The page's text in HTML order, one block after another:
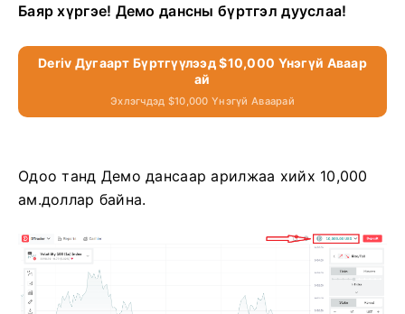
Баяр хүргэе! Демо дансны бүртгэл дууслаа!
Deriv Дугаарт Бүртгүүлээд $10,000 Үнэгүй Аваар
Ай
Эхлэгчдэд $10,000 Үнэгүй Аваарай
Одоо танд Демо дансаар арилжаа хийх 10,000
ам.доллар байна.